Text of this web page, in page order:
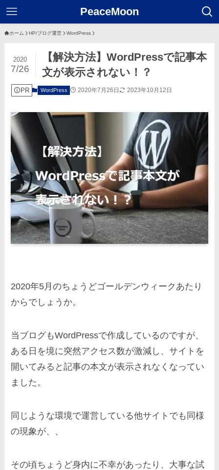
PeaceMoon
ホーム HP/ブログ運営 WordPress
【解決方法】WordPressで記事本
文が表示されない！？
2020
7/26
PR WordPress 2020年7月26日 2023年10月12日
2020年5月のちょうどゴールデンウィークあたり
からでしょうか。
当ブログもWordPressで作成しているのですが、
ある日を境に突然アクセス数が激減し、サイトを
開いてみると記事の本文が表示されなくなってい
ました。
同じような環境で運営している他サイトでも同様
の現象が、、
その頃ちょうど身内に不幸があったり、大事な試